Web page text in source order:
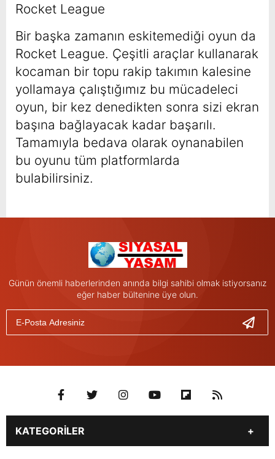
Rocket League
Bir başka zamanın eskitemediği oyun da
Rocket League. Çeşitli araçlar kullanarak
kocaman bir topu rakip takımın kalesine
yollamaya çalıştığımız bu mücadeleci
oyun, bir kez denedikten sonra sizi ekran
başına bağlayacak kadar başarılı.
Tamamıyla bedava olarak oynanabilen
bu oyunu tüm platformlarda
bulabilirsiniz.
Günün önemli haberlerinden anında bilgi sahibi olmak istiyorsanız
eğer haber bültenine üye olun.
KATEGORİLER